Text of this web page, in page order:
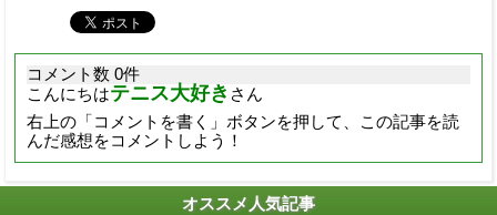
コメント数 0件
こんにちはテニス大好き さん
右上の「コメントを書く」ボタンを押して、この記事を読
んだ感想をコメントしよう！
オススメ人気記事